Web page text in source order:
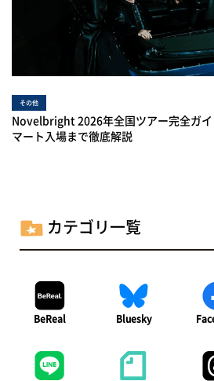
その他
Novelbright 2026年全国ツアー完全ガ
マート入場まで徹底解説
カテゴリ一覧
BeReal Bluesky